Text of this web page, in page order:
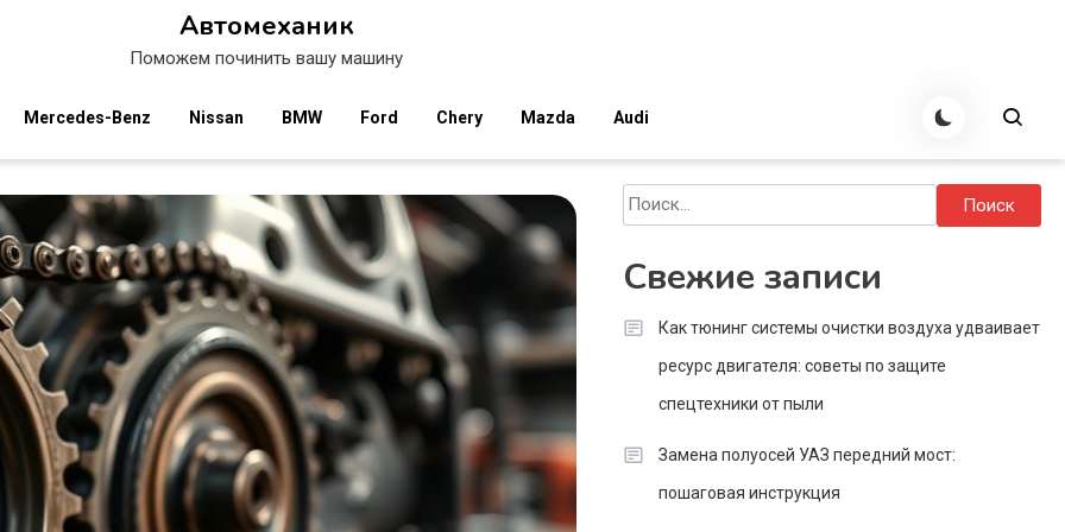
Автомеханик
Поможем починить вашу машину
Mercedes-Benz Nissan BMW Ford Chery Mazda Audi
Найти:
Свежие записи
Как тюнинг системы очистки воздуха удваивает
ресурс двигателя: советы по защите
спецтехники от пыли
Замена полуосей УАЗ передний мост:
пошаговая инструкция